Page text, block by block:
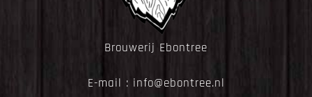
Brouwerij Ebontree
E-mail : info@ebontree.nl